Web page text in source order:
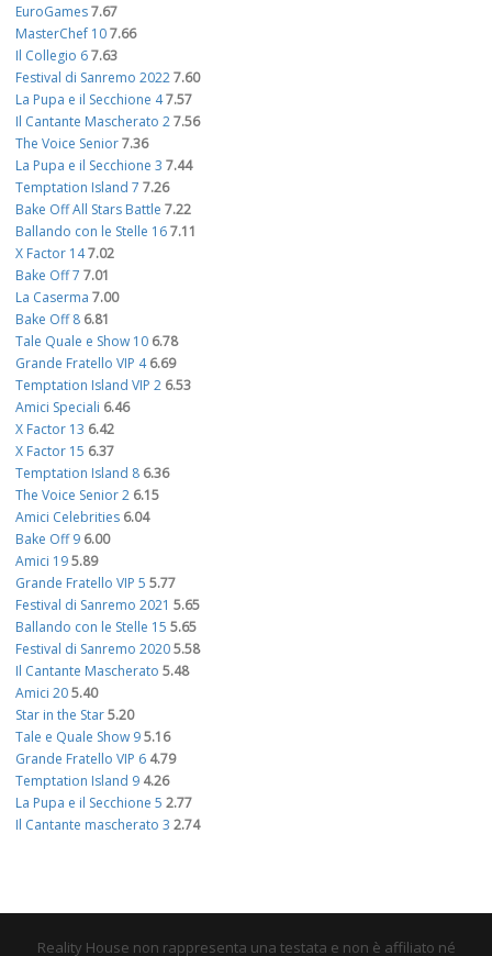
EuroGames7.67
MasterChef 107.66
Il Collegio 67.63
Festival di Sanremo 20227.60
La Pupa e il Secchione 47.57
Il Cantante Mascherato 27.56
The Voice Senior7.36
La Pupa e il Secchione 3 7.44
Temptation Island 7 7.26
Bake Off All Stars Battle 7.22
Ballando con le Stelle 167.11
X Factor 147.02
Bake Off 7 7.01
La Caserma 7.00
Bake Off 8 6.81
Tale Quale e Show 10 6.78
Grande Fratello VIP 4 6.69
Temptation Island VIP 2 6.53
Amici Speciali 6.46
X Factor 13 6.42
X Factor 15 6.37
Temptation Island 8 6.36
The Voice Senior 2 6.15
Amici Celebrities 6.04
Bake Off 9 6.00
Amici 195.89
Grande Fratello VIP 5 5.77
Festival di Sanremo 2021 5.65
Ballando con le Stelle 15 5.65
Festival di Sanremo 20205.58
Il Cantante Mascherato 5.48
Amici 205.40
Star in the Star5.20
Tale e Quale Show 95.16
Grande Fratello VIP 6 4.79
Temptation Island 9 4.26
La Pupa e il Secchione 5 2.77
Il Cantante mascherato 3 2.74
Reality House non rappresenta una testata e non è affiliato né